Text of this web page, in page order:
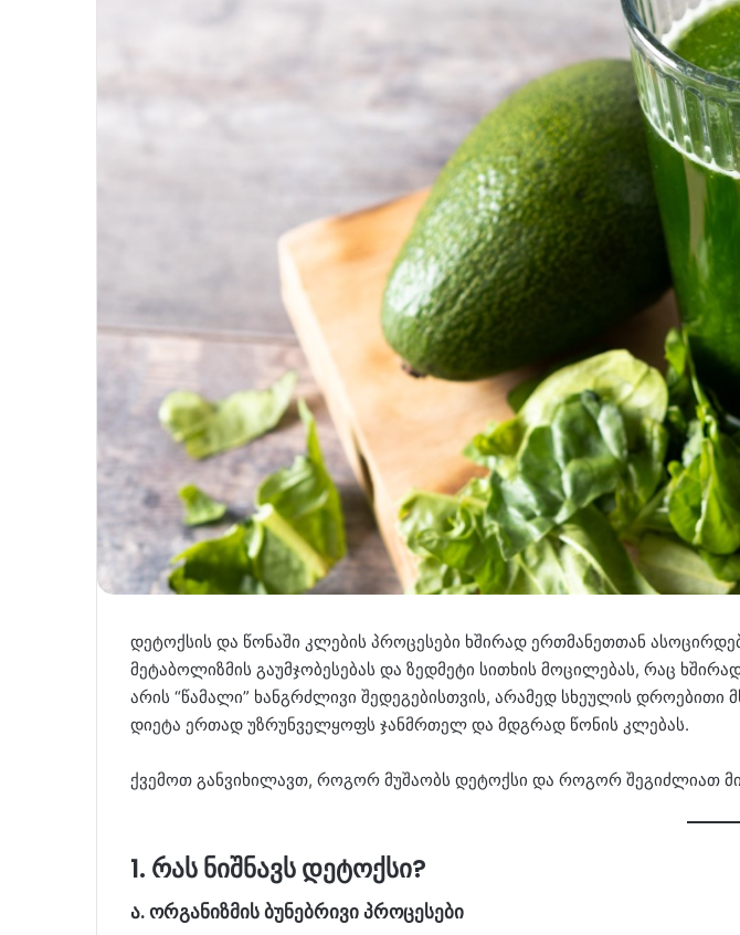
დეტოქსის და წონაში კლების პროცესები ხშირად ერთმანეთთან
მეტაბოლიზმის გაუმჯობესებას და ზედმეტი სითხის მოცილებას, რაც
არის “წამალი” ხანგრძლივი შედეგებისთვის, არამედ სხეულის
დიეტა ერთად უზრუნველყოფს ჯანმრთელ და მდგრად წონის კლებას.
ქვემოთ განვიხილავთ, როგორ მუშაობს დეტოქსი და როგორ შეგიძლიათ
1. რას ნიშნავს დეტოქსი?
ა. ორგანიზმის ბუნებრივი პროცესები